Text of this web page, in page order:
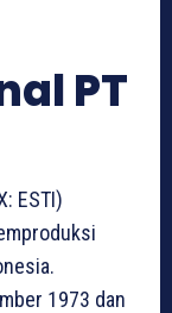
PT
ESTI)
1973 dan